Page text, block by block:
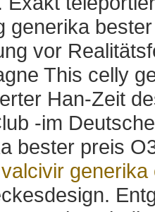
generika
vor
This celly
Han-Zeit
-im
bester preis
generika